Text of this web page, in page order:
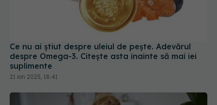
Ce nu ai știut despre uleiul de pește. Adevărul
despre Omega-3. Citește asta înainte să mai iei
suplimente
21 ian 2025, 18:41